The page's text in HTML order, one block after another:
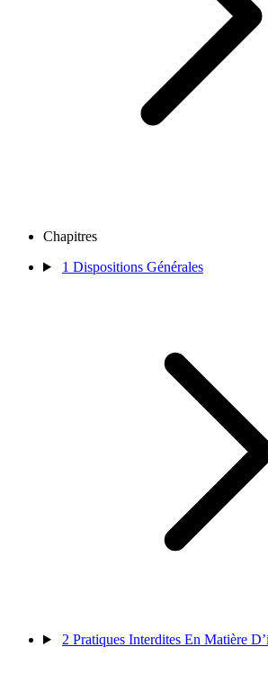
Chapitres
1 Dispositions Générales
2 Pratiques Interdites En Matière